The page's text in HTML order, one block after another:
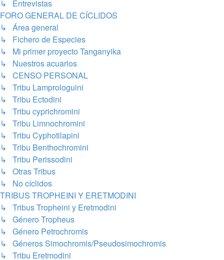
↳ Entrevistas
FORO GENERAL DE CÍCLIDOS
↳ Área general
↳ Fichero de Especies
↳ Mi primer proyecto Tanganyika
↳ Nuestros acuarios
↳ CENSO PERSONAL
↳ Tribu Lamprologuini
↳ Tribu Ectodini
↳ Tribu cyprichromini
↳ Tribu Limnochromini
↳ Tribu Cyphotilapini
↳ Tribu Benthochromini
↳ Tribu Perissodini
↳ Otras Tribus
↳ No cíclidos
TRIBUS TROPHEINI Y ERETMODINI
↳ Tribus Tropheini y Eretmodini
↳ Género Tropheus
↳ Género Petrochromis
↳ Géneros Simochromis/Pseudosimochromis
↳ Tribu Eretmodini